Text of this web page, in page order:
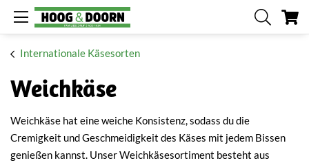
Internationale Käsesorten
Weichkäse
Weichkäse hat eine weiche Konsistenz, sodass du die
Cremigkeit und Geschmeidigkeit des Käses mit jedem Bissen
genießen kannst. Unser Weichkäsesortiment besteht aus